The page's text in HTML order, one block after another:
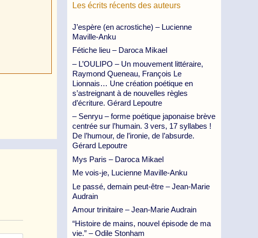
Les écrits récents des auteurs
J’espère (en acrostiche) – Lucienne
Maville-Anku
Fétiche lieu – Daroca Mikael
– L’OULIPO – Un mouvement littéraire,
Raymond Queneau, François Le
Lionnais… Une création poétique en
s’astreignant à de nouvelles règles
d’écriture. Gérard Lepoutre
– Senryu – forme poétique japonaise brève
centrée sur l’humain. 3 vers, 17 syllabes !
De l’humour, de l’ironie, de l’absurde.
Gérard Lepoutre
Mys Paris – Daroca Mikael
Me vois-je, Lucienne Maville-Anku
Le passé, demain peut-être – Jean-Marie
Audrain
Amour trinitaire – Jean-Marie Audrain
“Histoire de mains, nouvel épisode de ma
vie.” – Odile Stonham